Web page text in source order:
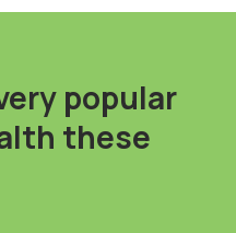
popular
these